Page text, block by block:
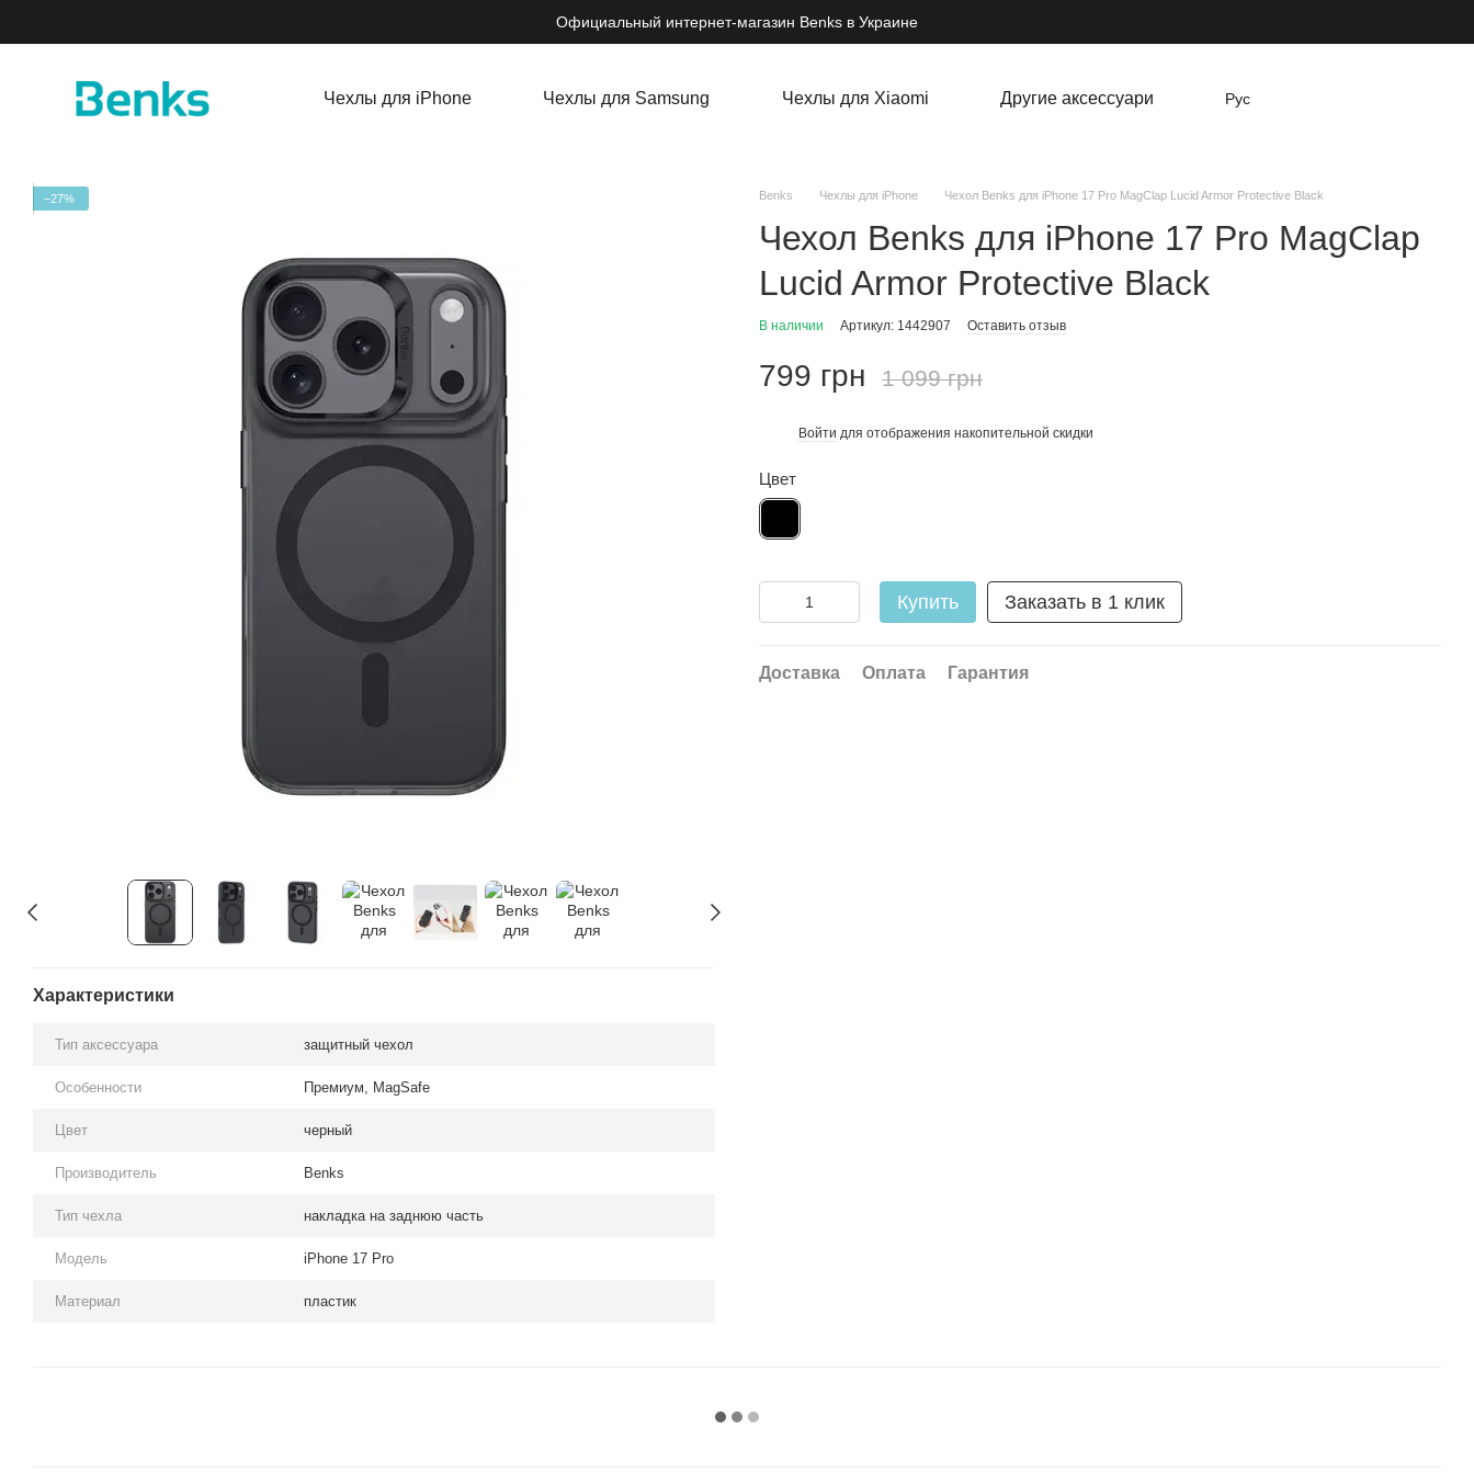
Официальный интернет-магазин Benks в Украине
Чехлы для iPhone Чехлы для Samsung Чехлы для Xiaomi Другие аксессуари Рус
−27%
Характеристики
Тип аксессуара защитный чехол
Особенности Премиум, MagSafe
Цвет черный
Производитель Benks
Тип чехла накладка на заднюю часть
Модель iPhone 17 Pro
Материал пластик
Benks Чехлы для iPhone Чехол Benks для iPhone 17 Pro MagClap Lucid Armor Protective Black
Чехол Benks для iPhone 17 Pro MagClap
Lucid Armor Protective Black
В наличии Артикул: 1442907 Оставить отзыв
799 грн 1 099 грн
Войти для отображения накопительной скидки
Цвет
Купить Заказать в 1 клик
Доставка Оплата Гарантия